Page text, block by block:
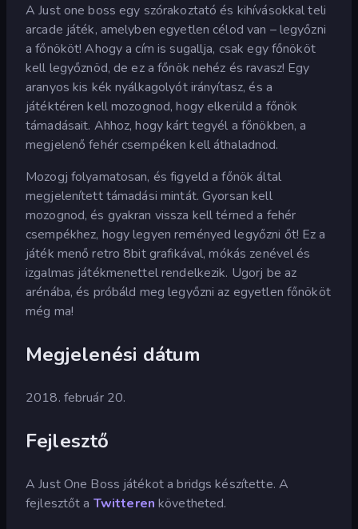
A Just one boss egy szórakoztató és kihívásokkal teli
arcade játék, amelyben egyetlen célod van – legyőzni
a főnököt! Ahogy a cím is sugallja, csak egy főnököt
kell legyőznöd, de ez a főnök nehéz és ravasz! Egy
aranyos kis kék nyálkagolyót irányítasz, és a
játéktéren kell mozognod, hogy elkerüld a főnök
támadásait. Ahhoz, hogy kárt tegyél a főnökben, a
megjelenő fehér csempéken kell áthaladnod.
Mozogj folyamatosan, és figyeld a főnök által
megjelenített támadási mintát. Gyorsan kell
mozognod, és gyakran vissza kell térned a fehér
csempékhez, hogy legyen reményed legyőzni őt! Ez a
játék menő retro 8bit grafikával, mókás zenével és
izgalmas játékmenettel rendelkezik. Ugorj be az
arénába, és próbáld meg legyőzni az egyetlen főnököt
még ma!
Megjelenési dátum
2018. február 20.
Fejlesztő
A Just One Boss játékot a bridgs készítette. A
fejlesztőt a Twitteren követheted.